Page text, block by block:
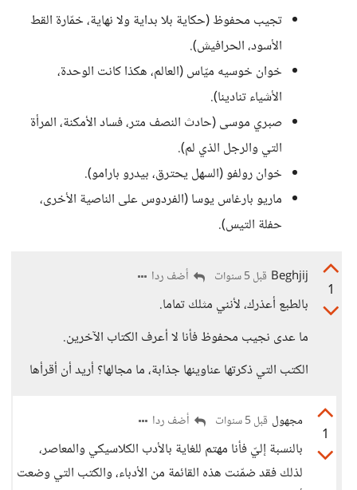
تجيب محفوظ (حكاية بلا بداية ولا نهاية، خمّارة القط
الأسود، الحرافيش).
خوان خوسيه ميّاس (العالم، هكذا كانت الوحدة،
الأشياء تنادينا).
صبري موسى (حادث النصف متر، فساد الأمكنة، المرأة
التي والرجل الذي لم).
خوان رولفو (السهل يحترق، بيدرو بارامو).
ماريو بارغاس يوسا (الفردوس على الناصية الأخرى،
حفلة التيس).
1
Beghjij قبل 5 سنوات أضف ردا
بالطبع أعذرك، لأنني مثلك تماما.
ما عدى نجيب محفوظ فأنا لا أعرف الكتاب الآخرين.
الكتب التي ذكرتها عناوينها جذابة، ما مجالها؟ أريد أن أقرأها
1
مجهول قبل 5 سنوات أضف ردا
بالنسبة إليّ فأنا مهتم للغاية بالأدب الكلاسيكي والمعاصر،
لذلك فقد ضمّنت هذه القائمة من الأدباء، والكتب التي وضعت